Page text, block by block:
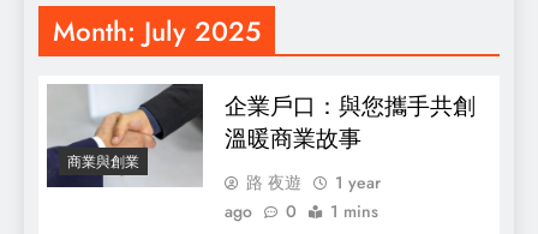
Month: July 2025
商業與創業
企業戶口：與您攜手共創
溫暖商業故事
路 夜遊
1 year
ago
0 1 mins